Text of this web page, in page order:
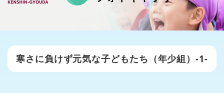
ョ
ン
寒さに負けず元気な子どもたち（年少組）-1-